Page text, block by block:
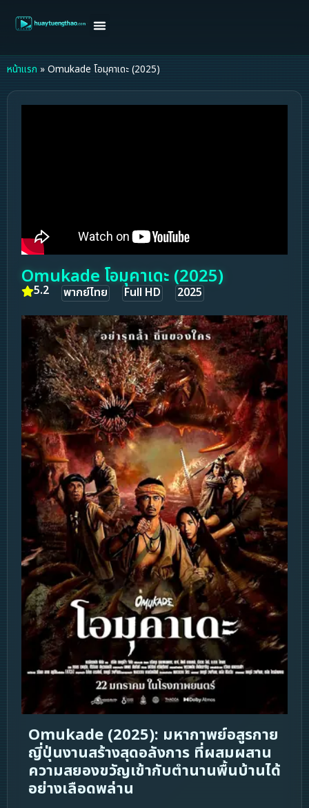
หน้าแรก » Omukade โอมุคาเดะ (2025)
Omukade โอมุคาเดะ (2025)
5.2 พากย์ไทย Full HD 2025
Omukade (2025): มหากาพย์อสูรกาย
ญี่ปุ่นงานสร้างสุดอลังการ ที่ผสมผสาน
ความสยองขวัญเข้ากับตำนานพื้นบ้านได้
อย่างเลือดพล่าน